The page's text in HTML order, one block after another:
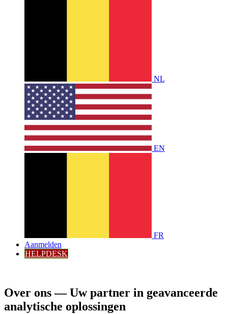
NL
EN
FR
Aanmelden
HELPDESK
Over ons — Uw partner in geavanceerde
analytische oplossingen